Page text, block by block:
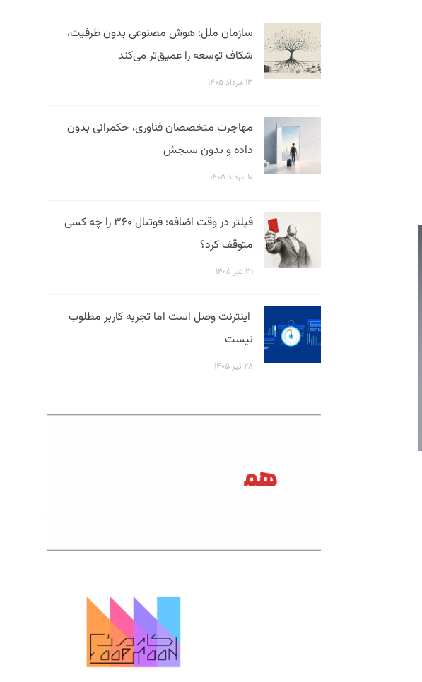
سازمان ملل: هوش مصنوعی بدون ظرفیت،
شکاف توسعه را عمیق‌تر می‌کند
۱۳ مرداد ۱۴۰۵
مهاجرت متخصصان فناوری، حکمرانی بدون
داده و بدون سنجش
۱۰ مرداد ۱۴۰۵
فیلتر در وقت اضافه؛ فوتبال ۳۶۰ را چه کسی
متوقف کرد؟
۳۱ تیر ۱۴۰۵
اینترنت وصل است اما تجربه کاربر مطلوب
نیست
۲۸ تیر ۱۴۰۵